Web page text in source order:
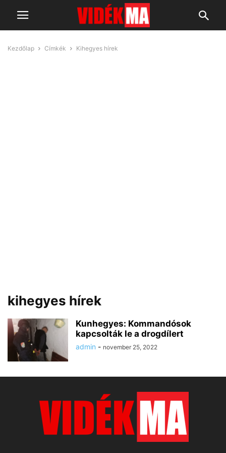
Kezdőlap Címkék Kihegyes hírek
kihegyes hírek
Kunhegyes: Kommandósok
kapcsolták le a drogdílert
admin - november 25, 2022